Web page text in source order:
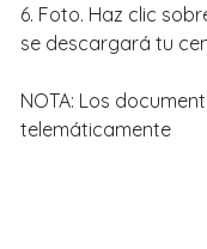
6. Foto. Haz clic
se descargará tu
NOTA: Los
telemáticamente